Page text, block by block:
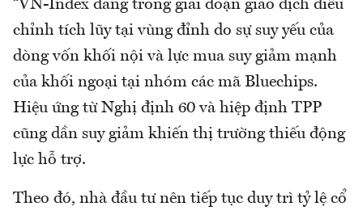
“VN-Index đang trong giai đoạn giao dịch điều
chỉnh tích lũy tại vùng đỉnh do sự suy yếu của
dòng vốn khối nội và lực mua suy giảm mạnh
của khối ngoại tại nhóm các mã Bluechips.
Hiệu ứng từ Nghị định 60 và hiệp định TPP
cũng dần suy giảm khiến thị trường thiếu động
lực hỗ trợ.
Theo đó, nhà đầu tư nên tiếp tục duy trì tỷ lệ cổ